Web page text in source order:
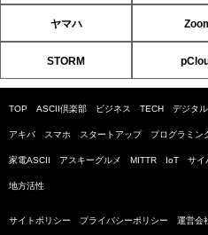
ヤマハ
STORM
TOP ASCII倶楽部 ビジネス TECH デジタル
アキバ スマホ スタートアップ プログラミン
家電ASCII アスキーグルメ MITTR IoT サイ
地方活性
サイトポリシー プライバシーポリシー 運営会